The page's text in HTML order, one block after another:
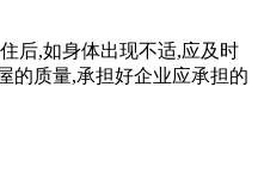
后,如身体出现不适,应及时
的质量,承担好企业应承担的